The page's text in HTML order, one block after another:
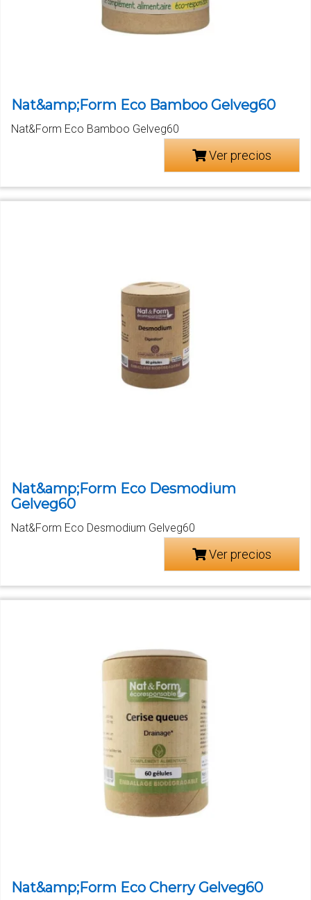
Nat&amp;Form Eco Bamboo Gelveg60
Nat&Form Eco Bamboo Gelveg60
Ver precios
Nat&amp;Form Eco Desmodium
Gelveg60
Nat&Form Eco Desmodium Gelveg60
Ver precios
Nat&amp;Form Eco Cherry Gelveg60